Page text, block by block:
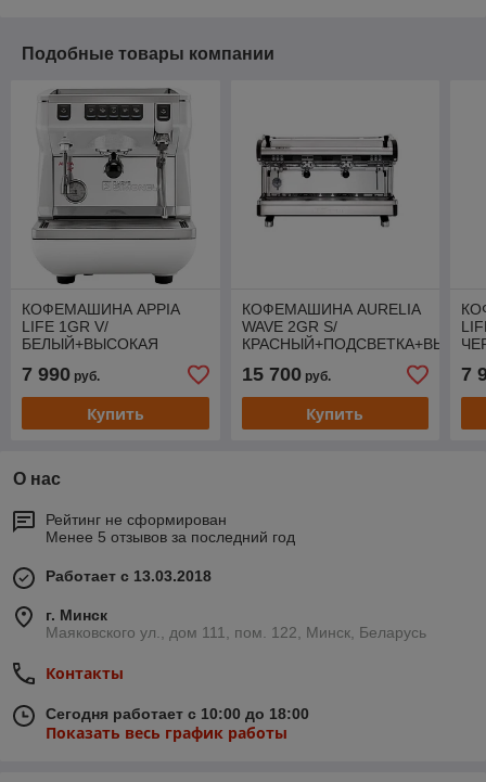
Подобные товары компании
КОФЕМАШИНА APPIA
LIFE 1GR V/
БЕЛЫЙ+ВЫСОКАЯ
7 990 руб.
Купить
КОФЕМАШИНА AURELIA
WAVE 2GR S/
15 700руб.
Купить
7
О нас
Рейтинг не сформирован
Менее 5 отзывов за последний год
Работает с 13.03.2018
г. Минск
Маяковского ул., дом 111, пом. 122, Минск, Беларусь
Контакты
Сегодня работает с 10:00 до 18:00
Показать весь график работы